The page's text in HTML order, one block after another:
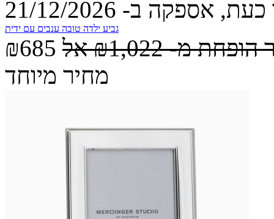
אספקה ב- 21/12/2026
גביע ילדה טובה ענבים עם ידית
₪685 הופחת מ-₪1,022 אל
מחיר מיוחד